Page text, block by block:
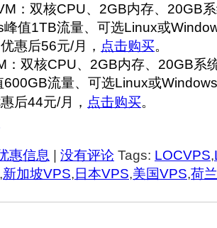
：双核CPU、2GB内存、20GB
峰值1TB流量、可选Linux或
优惠后56元/月， 点击购买。
：双核CPU、2GB内存、20GB系
600GB流量、可选Linux或
惠后44元/月， 点击购买。
惠信息 没有评论 Tags: LOCVPS,
,新加坡VPS, 日本VPS,美国VPS,荷